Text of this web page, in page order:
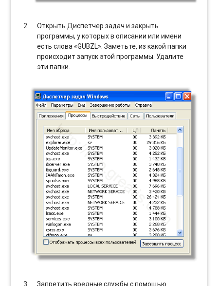
Открыть Диспетчер задач и закрыть
программы, у которых в описании или имени
есть слова «GUBZL». Заметьте, из какой папки
происходит запуск этой программы. Удалите
эти папки.